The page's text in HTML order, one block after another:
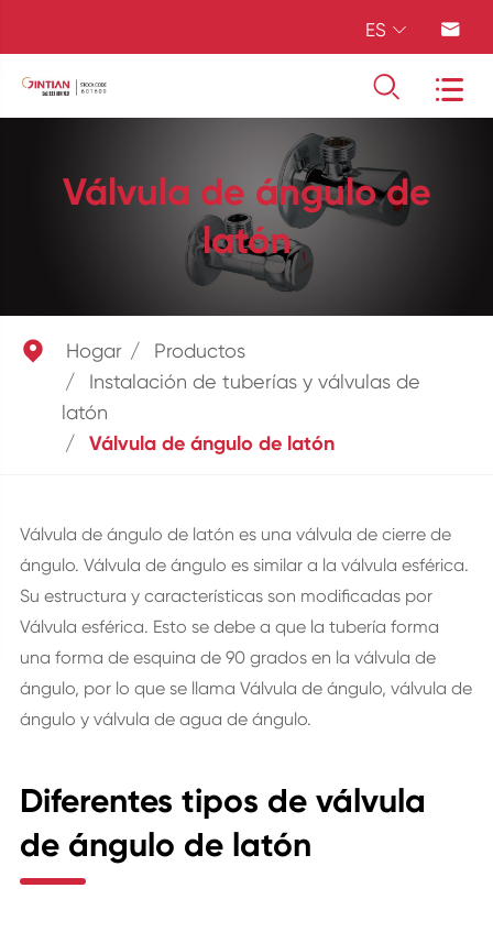
ES  
 
Válvula de ángulo de
latón
 Hogar
Productos
Instalación de tuberías y válvulas de
latón
Válvula de ángulo de latón
Válvula de ángulo de latón es una válvula de cierre de
ángulo. Válvula de ángulo es similar a la válvula esférica.
Su estructura y características son modificadas por
Válvula esférica. Esto se debe a que la tubería forma
una forma de esquina de 90 grados en la válvula de
ángulo, por lo que se llama Válvula de ángulo, válvula de
ángulo y válvula de agua de ángulo.
Diferentes tipos de válvula
de ángulo de latón